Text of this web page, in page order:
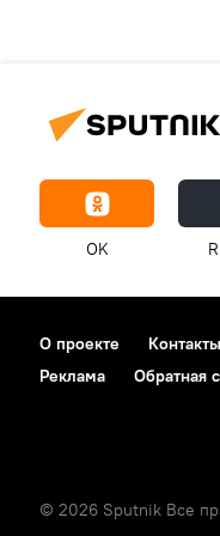
OK
О проекте Контакты
Реклама
Обратная
© 2026 Sputnik Все